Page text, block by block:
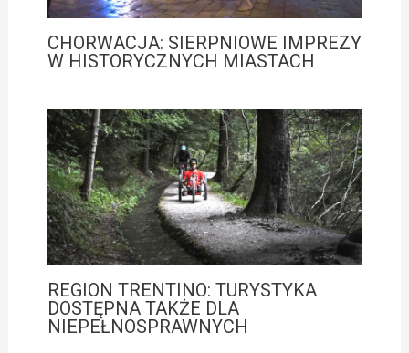
CHORWACJA: SIERPNIOWE IMPREZY
W HISTORYCZNYCH MIASTACH
REGION TRENTINO: TURYSTYKA
DOSTĘPNA TAKŻE DLA
NIEPEŁNOSPRAWNYCH